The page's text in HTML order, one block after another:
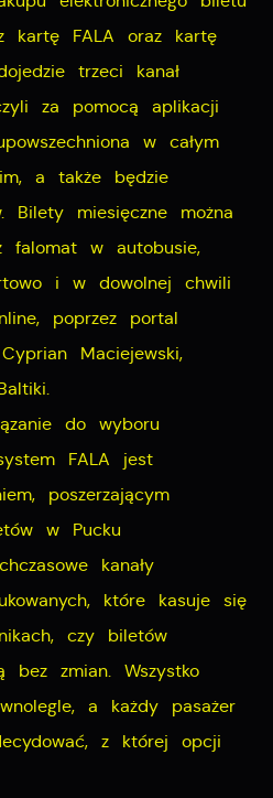
kartę FALA oraz kartę
trzeci kanał
za pomocą aplikacji
w całym
a także będzie
Bilety miesięczne można
falomat w autobusie,
i w dowolnej chwili
poprzez portal
Maciejewski,
do wyboru
FALA jest
poszerzającym
w Pucku
kanały
które kasuje się
czy biletów
bez zmian. Wszystko
a każdy pasażer
z której opcji